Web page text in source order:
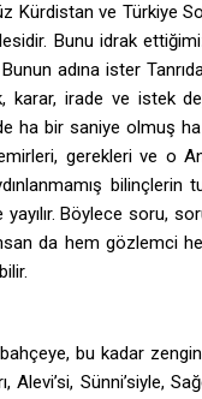
Kürdistan ve Türkiye
Bunu idrak
adına ister
karar, irade ve istek
ha bir saniye olmuş
gerekleri ve o An
bilinçlerin
Böylece soru,
da hem gözlemci
bu kadar
Alevi’si, Sünni’siyle,